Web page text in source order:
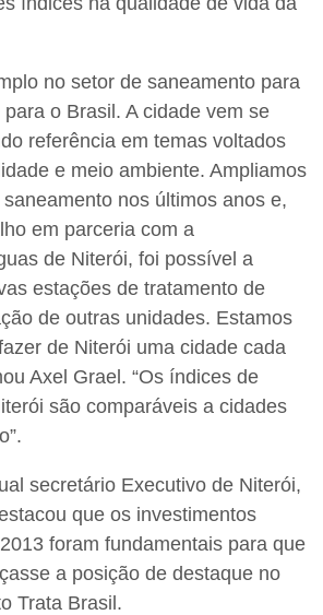
no setor de saneamento para
o Brasil. A cidade vem se
referência em temas voltados
e meio ambiente. Ampliamos
nos últimos anos e,
em parceria com a
de Niterói, foi possível a
estações de tratamento de
de outras unidades. Estamos
de Niterói uma cidade cada
Axel Grael. “Os índices de
são comparáveis a cidades
secretário Executivo de Niterói,
que os investimentos
foram fundamentais para que
a posição de destaque no
Trata Brasil.